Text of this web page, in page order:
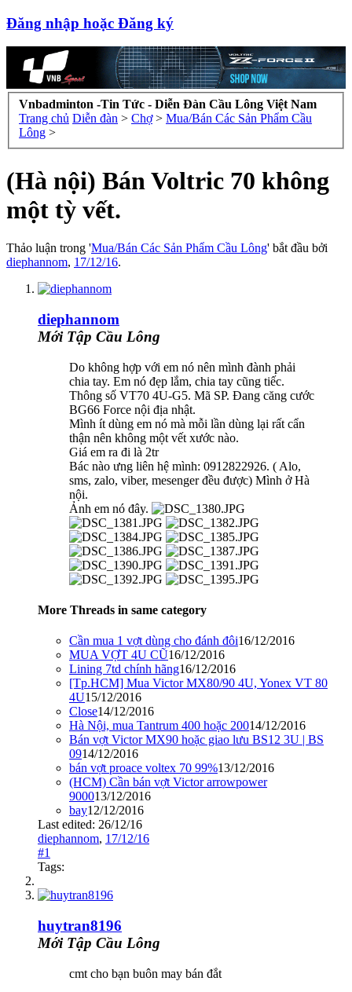
Đăng nhập hoặc Đăng ký
Vnbadminton -Tin Tức - Diễn Đàn Cầu Lông Việt Nam
Trang chủ Diễn đàn > Chợ > Mua/Bán Các Sản Phẩm Cầu
Lông >
(Hà nội) Bán Voltric 70 không
một tỳ vết.
Thảo luận trong 'Mua/Bán Các Sản Phẩm Cầu Lông' bắt đầu bởi
diephannom, 17/12/16.
diephannom
Mới Tập Cầu Lông
Do không hợp với em nó nên mình đành phải
chia tay. Em nó đẹp lắm, chia tay cũng tiếc.
Thông số VT70 4U-G5. Mã SP. Đang căng cước
BG66 Force nội địa nhật.
Mình ít dùng em nó mà mỗi lần dùng lại rất cẩn
thận nên không một vết xước nào.
Giá em ra đi là 2tr
Bác nào ưng liên hệ mình: 0912822926. ( Alo,
sms, zalo, viber, mesenger đều được) Mình ở Hà
nội.
Ảnh em nó đây.
More Threads in same category
Cần mua 1 vợt dùng cho đánh đôi16/12/2016
MUA VỢT 4U CŨ16/12/2016
Lining 7td chính hãng16/12/2016
[Tp.HCM] Mua Victor MX80/90 4U, Yonex VT 80
4U15/12/2016
Close14/12/2016
Hà Nội, mua Tantrum 400 hoặc 20014/12/2016
Bán vợt Victor MX90 hoặc giao lưu BS12 3U | BS
0914/12/2016
bán vợt proace voltex 70 99%13/12/2016
(HCM) Cần bán vợt Victor arrowpower
900013/12/2016
bay12/12/2016
Last edited: 26/12/16
diephannom, 17/12/16
#1
Tags:
huytran8196
Mới Tập Cầu Lông
cmt cho bạn buôn may bán đắt